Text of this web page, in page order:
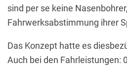
sind per se keine
Fahrwerksabstimmung ihrer
Das Konzept hatte es
Auch bei den Fahrleistungen: